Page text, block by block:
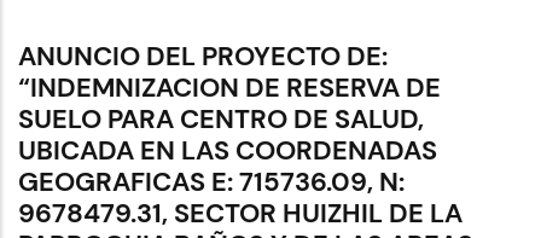
ANUNCIO DEL PROYECTO DE:
“INDEMNIZACION DE RESERVA DE
SUELO PARA CENTRO DE SALUD,
UBICADA EN LAS COORDENADAS
GEOGRAFICAS E: 715736.09, N:
9678479.31, SECTOR HUIZHIL DE LA